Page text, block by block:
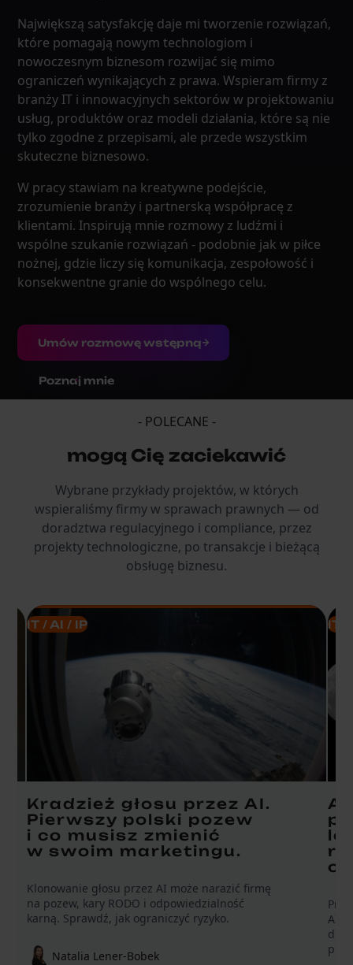
Największą satysfakcję daje mi tworzenie rozwiązań,
które pomagają nowym technologiom i
nowoczesnym biznesom rozwijać się mimo
ograniczeń wynikających z prawa. Wspieram firmy z
branży IT i innowacyjnych sektorów w projektowaniu
usług, produktów oraz modeli działania, które są nie
tylko zgodne z przepisami, ale przede wszystkim
skuteczne biznesowo.
W pracy stawiam na kreatywne podejście,
zrozumienie branży i partnerską współpracę z
klientami. Inspirują mnie rozmowy z ludźmi i
wspólne szukanie rozwiązań - podobnie jak w piłce
nożnej, gdzie liczy się komunikacja, zespołowość i
konsekwentne granie do wspólnego celu.
Umów rozmowę wstępną
Poznaj mnie
- POLECANE -
mogą Cię zaciekawić
Wybrane przykłady projektów, w których
wspieraliśmy firmy w sprawach prawnych — od
doradztwa regulacyjnego i compliance, przez
projekty technologiczne, po transakcje i bieżącą
obsługę biznesu.
IT / AI / IP
Kradzież głosu przez AI.
Pierwszy polski pozew
i co musisz zmienić
w swoim marketingu.
Klonowanie głosu przez AI może narazić firmę
na pozew, kary RODO i odpowiedzialność
karną. Sprawdź, jak ograniczyć ryzyko.
Natalia Lener-Bobek
IT /
o
AI